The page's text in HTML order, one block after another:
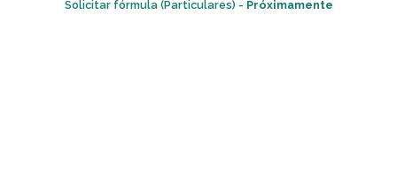
Solicitar fórmula (Particulares) - Próximamente